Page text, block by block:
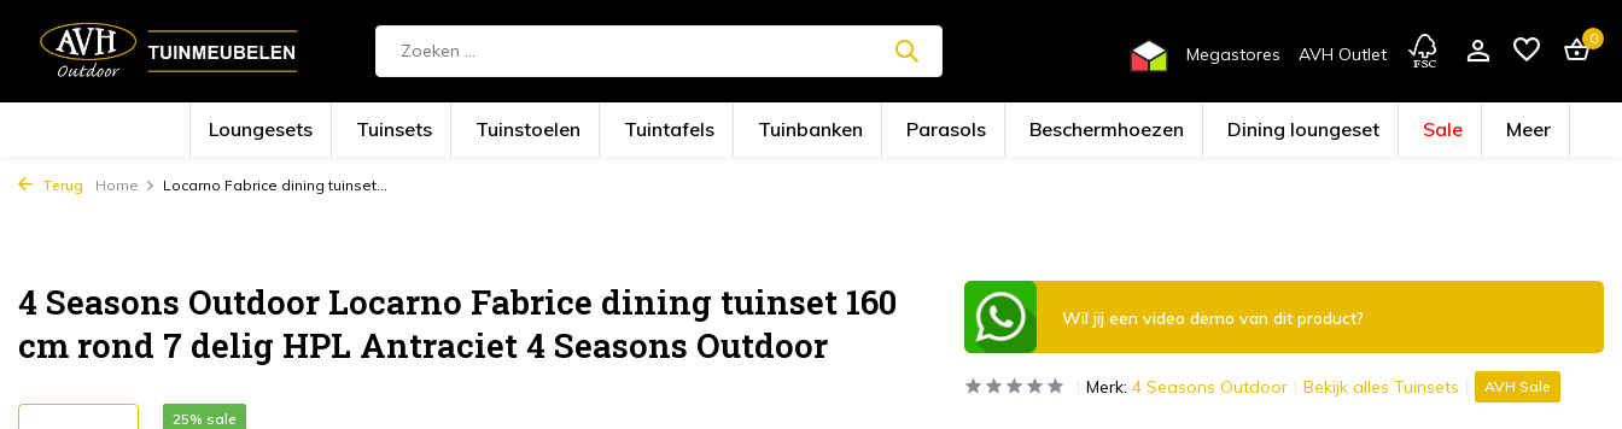
Megastores AVH Outlet
0
Loungesets Tuinsets Tuinstoelen Tuintafels Tuinbanken Parasols Beschermhoezen Dining loungeset Sale Meer
Terug Home Locarno Fabrice dining tuinset...
4 Seasons Outdoor Locarno Fabrice dining tuinset 160
cm rond 7 delig HPL Antraciet 4 Seasons Outdoor
25% sale
Wil jij een video demo van dit product?
Merk: 4 Seasons Outdoor Bekijk alles Tuinsets AVH Sale